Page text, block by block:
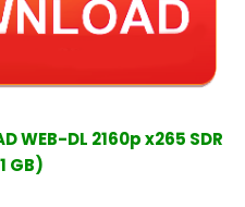
WEB-DL 2160p x265 SDR
GB)